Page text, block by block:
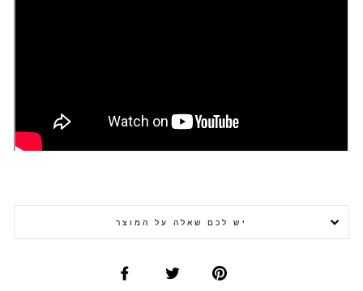
יש לכם שאלה על המוצר